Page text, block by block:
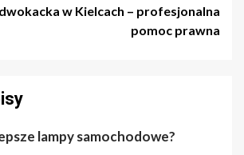
w Kielcach – profesjonalna
pomoc prawna
lampy samochodowe?